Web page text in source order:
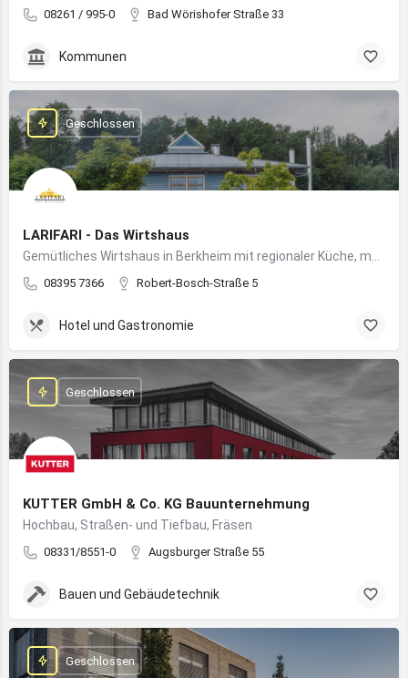
08261 / 995-0 Bad Wörishofer Straße 33
Kommunen
LARIFARI - Das Wirtshaus
08395 7366 Robert-Bosch-Straße 5
Geschlossen
Hotel und Gastronomie
KUTTER GmbH & Co. KG Bauunternehmung
Hochbau, Straßen- und Tiefbau, Fräsen
08331/8551-0 Augsburger Straße 55
Geschlossen
Bauen und Gebäudetechnik
Geschlossen